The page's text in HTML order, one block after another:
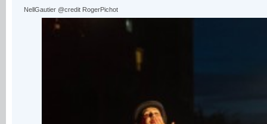
NellGautier @credit RogerPichot